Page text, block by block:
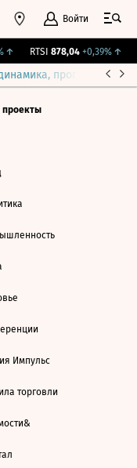
Войти
↑ RTSI 878,04 +0,39%↑
прогнозы
проекты
Импульс
торговли